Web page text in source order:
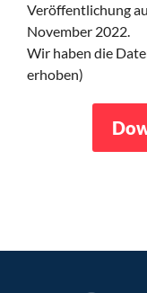
Veröffentlichung
November 2022.
Wir haben die
erhoben)